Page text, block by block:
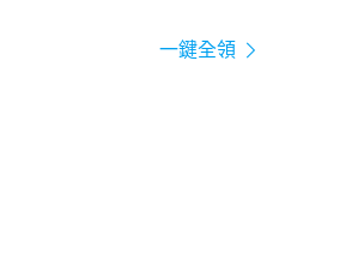
一鍵全領